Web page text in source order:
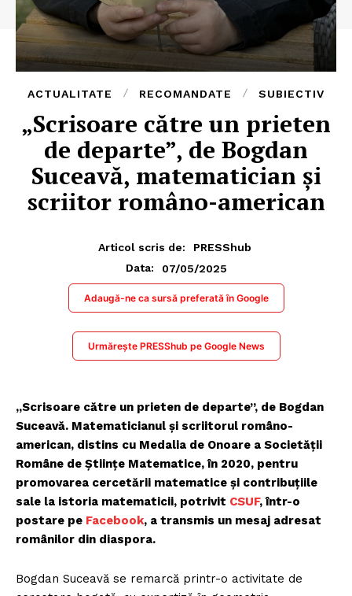
ACTUALITATE RECOMANDATE SUBIECTIV
„Scrisoare către un prieten
de departe”, de Bogdan
Suceavă, matematician și
scriitor româno-american
Articol scris de:
PRESShub
Data:
07/05/2025
Adaugă-ne ca sursă preferată în Google
Urmărește PRESShub pe Google News
„Scrisoare către un prieten de departe”, de Bogdan
Suceavă. Matematicianul și scriitorul româno-
american, distins cu Medalia de Onoare a Societății
Române de Științe Matematice, în 2020, pentru
promovarea cercetării matematice și contribuțiile
sale la istoria matematicii, potrivit CSUF, într-o
postare pe Facebook, a transmis un mesaj adresat
românilor din diaspora.
Bogdan Suceavă se remarcă printr-o activitate de